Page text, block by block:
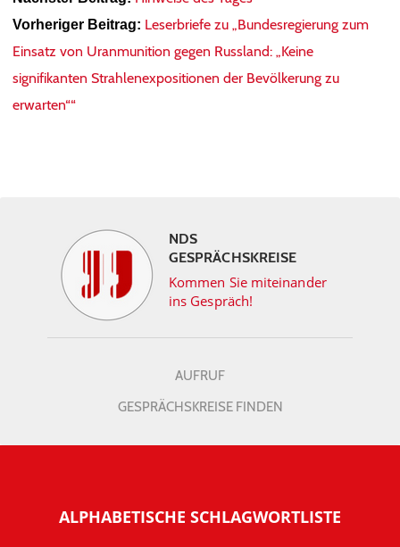
Vorheriger Beitrag: Leserbriefe zu „Bundesregierung zum
Einsatz von Uranmunition gegen Russland: „Keine
signifikanten Strahlenexpositionen der Bevölkerung zu
erwarten““
NDS
GESPRÄCHSKREISE
Kommen Sie miteinander
ins Gespräch!
AUFRUF
GESPRÄCHSKREISE FINDEN
ALPHABETISCHE SCHLAGWORTLISTE